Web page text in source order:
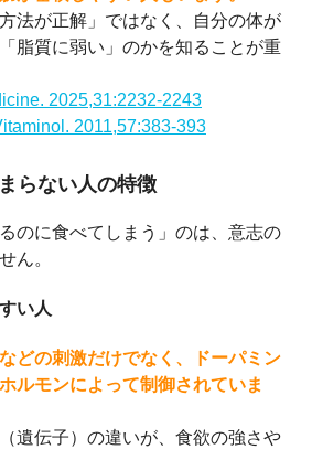
法が正解」ではなく、自分の体が
脂質に弱い」のかを知ることが重
2025,31:2232-2243
2011,57:383-393
らない人の特徴
のに食べてしまう」のは、意志の
ん。
い人
どの刺激だけでなく、ドーパミン
ルモンによって制御されていま
遺伝子）の違いが、食欲の強さや